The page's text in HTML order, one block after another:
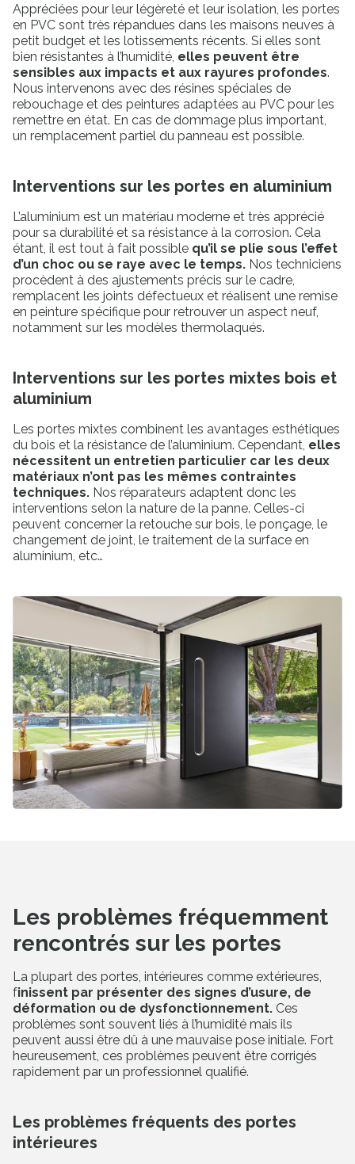
Appréciées pour leur légèreté et leur isolation, les portes
en PVC sont très répandues dans les maisons neuves à
petit budget et les lotissements récents. Si elles sont
bien résistantes à l’humidité, elles peuvent être
sensibles aux impacts et aux rayures profondes.
Nous intervenons avec des résines spéciales de
rebouchage et des peintures adaptées au PVC pour les
remettre en état. En cas de dommage plus important,
un remplacement partiel du panneau est possible.
Interventions sur les portes en aluminium
L’aluminium est un matériau moderne et très apprécié
pour sa durabilité et sa résistance à la corrosion. Cela
étant, il est tout à fait possible qu’il se plie sous l’effet
d’un choc ou se raye avec le temps. Nos techniciens
procèdent à des ajustements précis sur le cadre,
remplacent les joints défectueux et réalisent une remise
en peinture spécifique pour retrouver un aspect neuf,
notamment sur les modèles thermolaqués.
Interventions sur les portes mixtes bois et
aluminium
Les portes mixtes combinent les avantages esthétiques
du bois et la résistance de l’aluminium. Cependant, elles
nécessitent un entretien particulier car les deux
matériaux n’ont pas les mêmes contraintes
techniques. Nos réparateurs adaptent donc les
interventions selon la nature de la panne. Celles-ci
peuvent concerner la retouche sur bois, le ponçage, le
changement de joint, le traitement de la surface en
aluminium, etc…
Les problèmes fréquemment
rencontrés sur les portes
La plupart des portes, intérieures comme extérieures,
finissent par présenter des signes d’usure, de
déformation ou de dysfonctionnement. Ces
problèmes sont souvent liés à l’humidité mais ils
peuvent aussi être dû à une mauvaise pose initiale. Fort
heureusement, ces problèmes peuvent être corrigés
rapidement par un professionnel qualifié.
Les problèmes fréquents des portes
intérieures